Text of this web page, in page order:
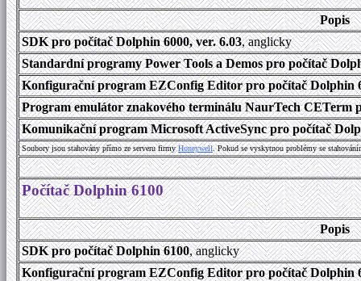
Popis
SDK pro počítač Dolphin 6000, ver. 6.03, anglicky
Standardní programy Power Tools a Demos pro počítač
Konfigurační program EZConfig Editor pro počítač Dolphin
Program emulátor znakového terminálu NaurTech CETerm
Komunikační program Microsoft ActiveSync pro počítač
Soubory jsou stahovány přímo ze serveru firmyHoneywell. Pokud se vyskytnou problémy se
Počítač Dolphin 6100
Popis
SDK pro počítač Dolphin 6100, anglicky
Konfigurační program EZConfig Editor pro počítač Dolphin